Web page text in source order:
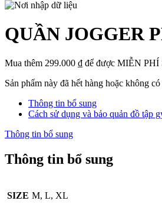
QUẦN JOGGER
Mua thêm 299.000 ₫ để được MIỄN PHÍ
Sản phẩm này đã hết hàng hoặc không có
Thông tin bổ sung
Cách sử dụng và bảo quản đồ tập
Thông tin bổ sung
Thông tin bổ sung
SIZE M, L, XL